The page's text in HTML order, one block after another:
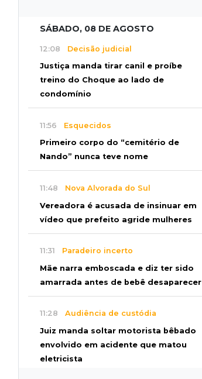
SÁBADO, 08 DE AGOSTO
12:08 Decisão judicial
Justiça manda tirar canil e proíbe
treino do Choque ao lado de
condomínio
11:56 Esquecidos
Primeiro corpo do “cemitério de
Nando” nunca teve nome
11:48 Nova Alvorada do Sul
Vereadora é acusada de insinuar em
vídeo que prefeito agride mulheres
11:31 Paradeiro incerto
Mãe narra emboscada e diz ter sido
amarrada antes de bebê desaparecer
11:28 Audiência de custódia
Juiz manda soltar motorista bêbado
envolvido em acidente que matou
eletricista